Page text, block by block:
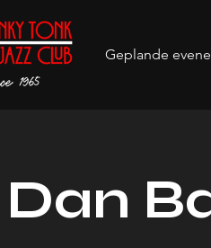
Geplande
Dan